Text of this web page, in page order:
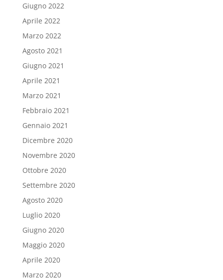
Giugno 2022
Aprile 2022
Marzo 2022
Agosto 2021
Giugno 2021
Aprile 2021
Marzo 2021
Febbraio 2021
Gennaio 2021
Dicembre 2020
Novembre 2020
Ottobre 2020
Settembre 2020
Agosto 2020
Luglio 2020
Giugno 2020
Maggio 2020
Aprile 2020
Marzo 2020